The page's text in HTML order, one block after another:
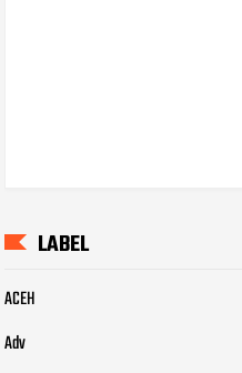
LABEL
ACEH
Adv